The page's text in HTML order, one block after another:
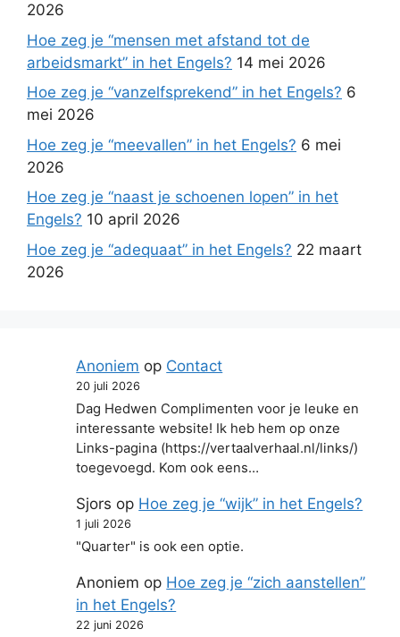
2026
Hoe zeg je “mensen met afstand tot de
arbeidsmarkt” in het Engels? 14 mei 2026
Hoe zeg je “vanzelfsprekend” in het Engels? 6
mei 2026
Hoe zeg je “meevallen” in het Engels? 6 mei
2026
Hoe zeg je “naast je schoenen lopen” in het
Engels? 10 april 2026
Hoe zeg je “adequaat” in het Engels? 22 maart
2026
Anoniem op Contact
20 juli 2026
Dag Hedwen Complimenten voor je leuke en
interessante website! Ik heb hem op onze
Links-pagina (https://vertaalverhaal.nl/links/)
toegevoegd. Kom ook eens…
Sjors op Hoe zeg je “wijk” in het Engels?
1 juli 2026
"Quarter" is ook een optie.
Anoniem op Hoe zeg je “zich aanstellen”
in het Engels?
22 juni 2026